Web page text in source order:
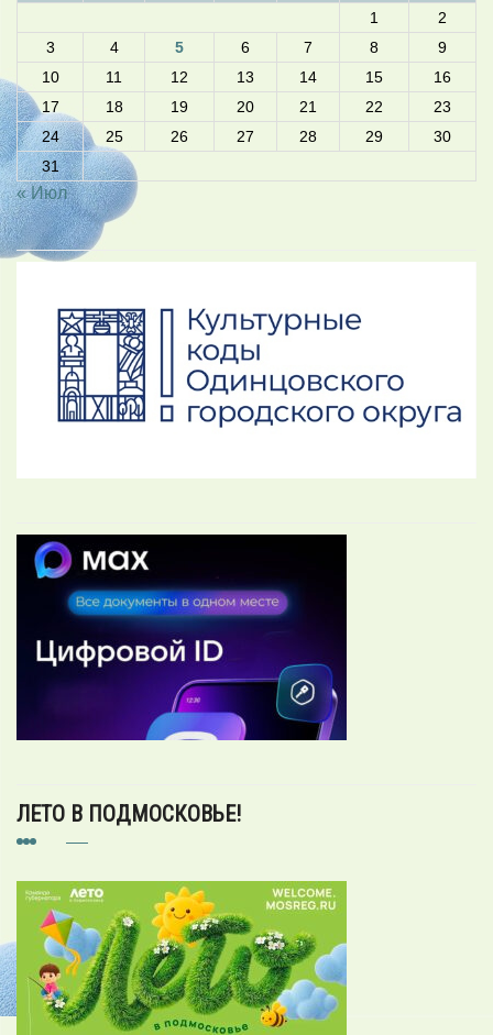
1
2
3
4 5 6 7 8
9
10
11 12 13 14 15
16
17
18 19 20 21 22
23
24
25 26 27 28 29
30
31
« Июл
ЛЕТО В ПОДМОСКОВЬЕ!